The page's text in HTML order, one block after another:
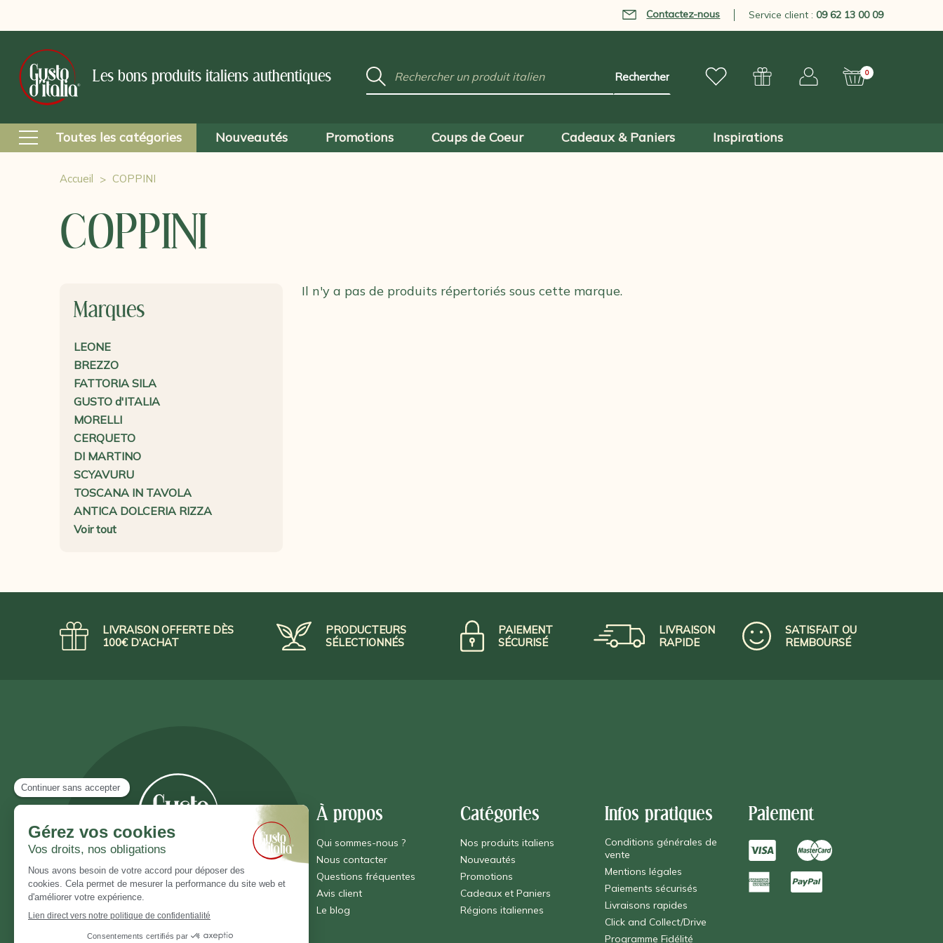
Contactez-nous Service client :09 62 13 00 09
Les bons produits italiens authentiques 0
Mot
clé
Toutes les catégories Nouveautés Promotions Coups de Coeur Cadeaux & Paniers Inspirations
Accueil COPPINI
COPPINI
Marques
LEONE
BREZZO
FATTORIA SILA
GUSTO d'ITALIA
MORELLI
CERQUETO
DI MARTINO
SCYAVURU
TOSCANA IN TAVOLA
ANTICA DOLCERIA RIZZA
Voir tout
Il n'y a pas de produits répertoriés sous cette marque.
LIVRAISON OFFERTE DÈS
100€ D'ACHAT
PRODUCTEURS
SÉLECTIONNÉS
PAIEMENT
SÉCURISÉ
LIVRAISON
RAPIDE
SATISFAIT OU
REMBOURSÉ
À propos
Qui sommes-nous ?
Nous contacter
Questions fréquentes
Avis client
Le blog
Catégories
Nos produits italiens
Nouveautés
Promotions
Cadeaux et Paniers
Régions italiennes
Infos pratiques
Conditions générales de
vente
Mentions légales
Paiements sécurisés
Livraisons rapides
Click and Collect/Drive
Programme Fidélité
Paiement